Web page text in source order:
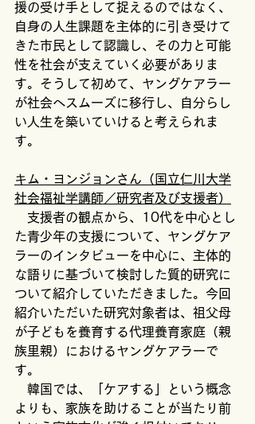
援の受け手として捉えるのではなく、
自身の人生課題を主体的に引き受けて
きた市民として認識し、その力と可能
性を社会が支えていく必要がありま
す。そうして初めて、ヤングケアラー
が社会へスムーズに移行し、自分らし
い人生を築いていけると考えられま
す。
キム・ヨンジョンさん（国立仁川大学
社会福祉学講師／研究者及び支援者）
支援者の観点から、10代を中心とし
た青少年の支援について、ヤングケア
ラーのインタビューを中心に、主体的
な語りに基づいて検討した質的研究に
ついて紹介していただきました。今回
紹介いただいた研究対象者は、祖父母
が子どもを養育する代理養育家庭（親
族里親）におけるヤングケアラーで
す。
韓国では、「ケアする」という概念
よりも、家族を助けることが当たり前